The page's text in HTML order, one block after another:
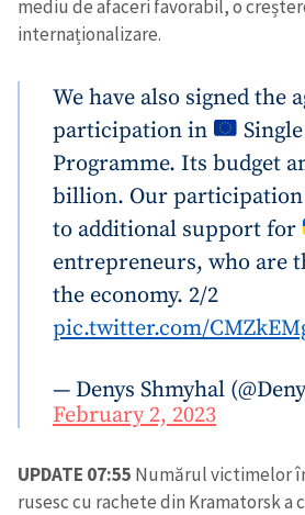
mediu de afaceri favorabil, o
internaționalizare.
We have also signed the
participation in
Programme. Its budget
billion. Our
to additional support for
entrepreneurs, who are
the economy. 2/2
pic.twitter.com/
— Denys Shmyhal
February 2, 2023
UPDATE 07:55 Numărul victimelor
rusesc cu rachete din Kramatorsk